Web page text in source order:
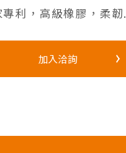
專利，高級橡膠，柔韌
加入洽詢